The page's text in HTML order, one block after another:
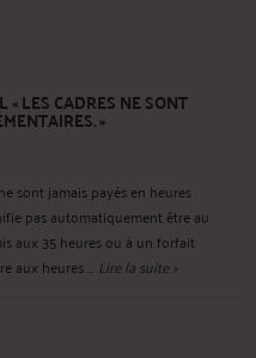
LES CADRES NE SONT
»
sont jamais payés en heures
pas automatiquement être au
aux 35 heures ou à un forfait
aux heures ... Lire la suite >